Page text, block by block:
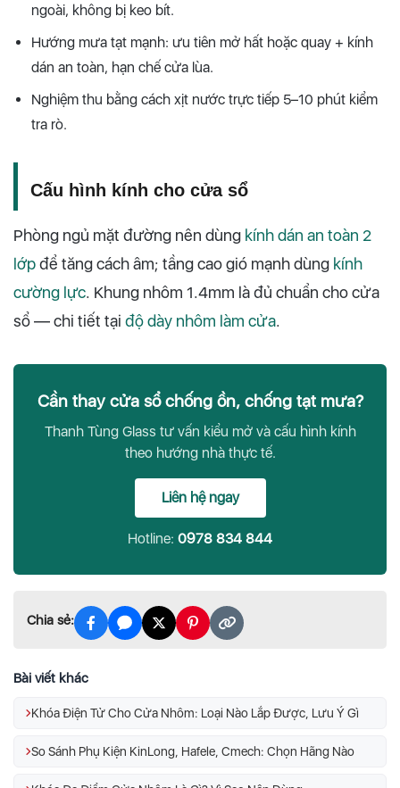
ngoài, không bị keo bít.
Hướng mưa tạt mạnh: ưu tiên mở hất hoặc quay + kính
dán an toàn, hạn chế cửa lùa.
Nghiệm thu bằng cách xịt nước trực tiếp 5–10 phút kiểm
tra rò.
Cấu hình kính cho cửa sổ
Phòng ngủ mặt đường nên dùng kính dán an toàn 2
lớpđể tăng cách âm; tầng cao gió mạnh dùng kính
cường lực. Khung nhôm 1.4mm là đủ chuẩn cho cửa
sổ — chi tiết tại độ dày nhôm làm cửa.
Cần thay cửa sổ chống ồn, chống tạt mưa?
Thanh Tùng Glass tư vấn kiểu mở và cấu hình kính
theo hướng nhà thực tế.
Liên hệ ngay
Hotline: 0978 834 844
Chia sẻ:
Bài viết khác
Khóa Điện Tử Cho Cửa Nhôm: Loại Nào Lắp Được, Lưu Ý Gì
So Sánh Phụ Kiện KinLong, Hafele, Cmech: Chọn Hãng Nào